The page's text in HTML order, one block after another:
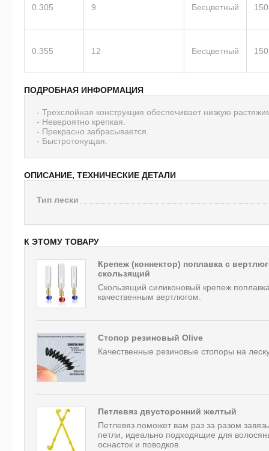
0.305 9 Бесцветный 150
0.355 12 Бесцветный 150
ПОДРОБНАЯ ИНФОРМАЦИЯ
- Трехслойная конструкция обеспечивает низкую
- Невероятно крепкая.
- Прекрасно забрасывается.
- Быстротонущая.
ОПИСАНИЕ, ТЕХНИЧЕСКИЕ ДЕТАЛИ
Тип лески
К ЭТОМУ ТОВАРУ
Крепеж (коннектор) поплавка с
скользящий
Скользящий силиконовый крепеж
качественным вертлюгом.
Стопор резиновый Olive
Качественные резиновые стопоры на
Петлевяз двусторонний желтый
Петлевяз поможет вам раз за разом
петли, идеально подходящие для
оснасток и поводков.